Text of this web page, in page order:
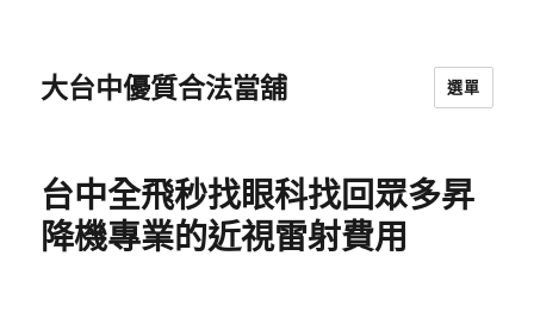
大台中優質合法當舖 選單
台中全飛秒找眼科找回眾多昇
降機專業的近視雷射費用